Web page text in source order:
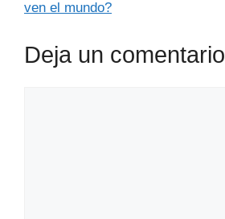
ven el mundo?
Deja un comentario